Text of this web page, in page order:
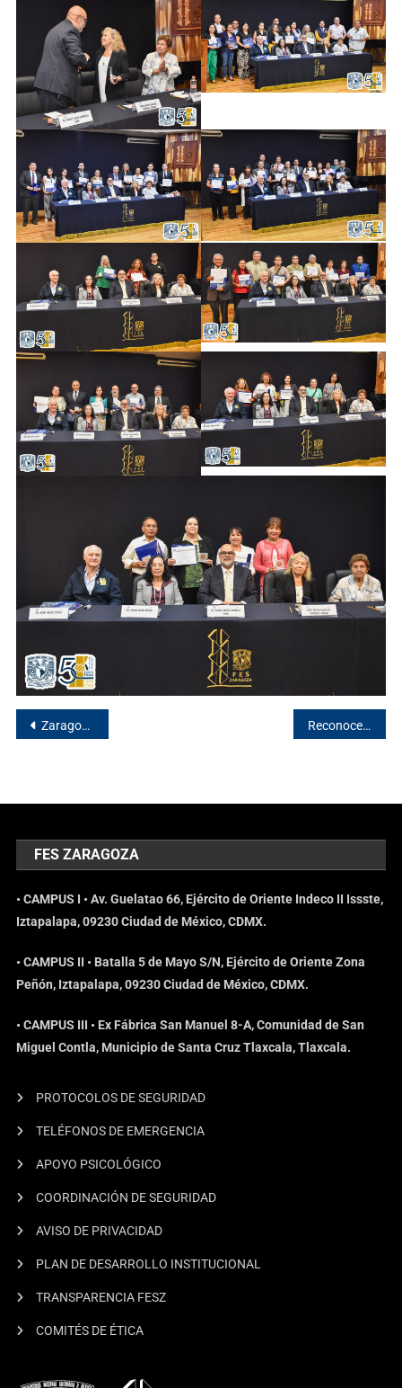
Zaragozanas llegan al podio en nacional de powerlifting Reconocen a seis docentes de la FES Zaragoza por 50 años de trayectoria
FES ZARAGOZA
• CAMPUS I • Av. Guelatao 66, Ejército de Oriente Indeco II Issste,
Iztapalapa, 09230 Ciudad de México, CDMX.
• CAMPUS II • Batalla 5 de Mayo S/N, Ejército de Oriente Zona
Peñón, Iztapalapa, 09230 Ciudad de México, CDMX.
• CAMPUS III • Ex Fábrica San Manuel 8-A, Comunidad de San
Miguel Contla, Municipio de Santa Cruz Tlaxcala, Tlaxcala.
PROTOCOLOS DE SEGURIDAD
TELÉFONOS DE EMERGENCIA
APOYO PSICOLÓGICO
COORDINACIÓN DE SEGURIDAD
AVISO DE PRIVACIDAD
PLAN DE DESARROLLO INSTITUCIONAL
TRANSPARENCIA FESZ
COMITÉS DE ÉTICA